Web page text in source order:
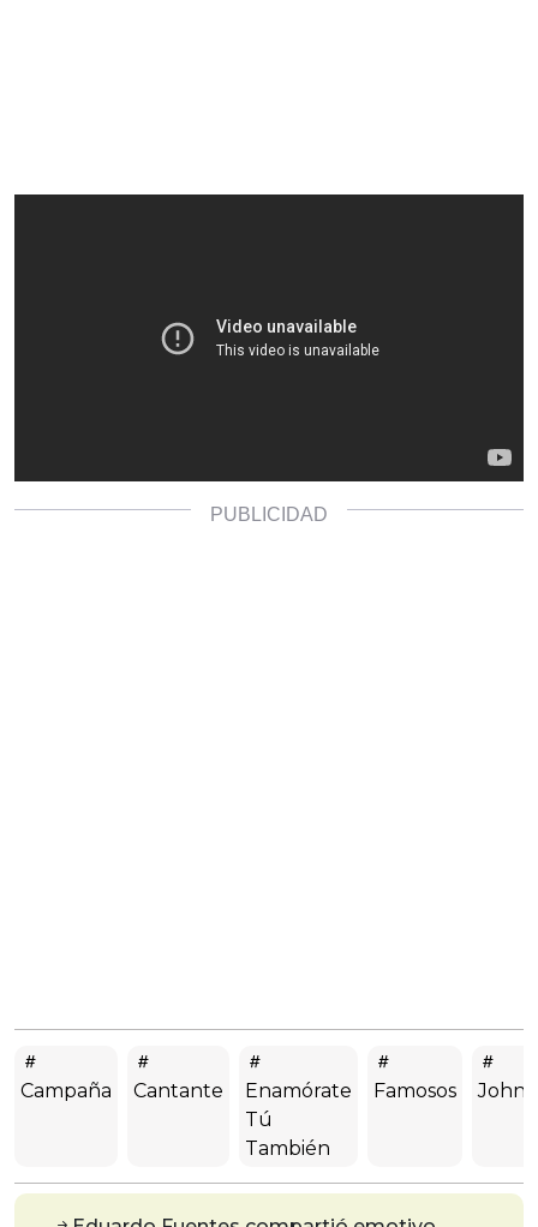
Campaña Cantante
Enamórate
Tú
También
Famosos